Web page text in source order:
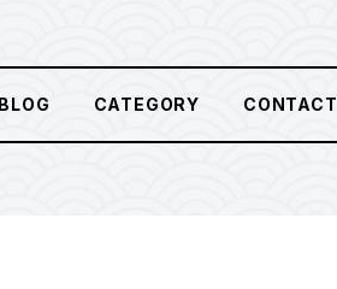
BLOG CATEGORY CONTACT